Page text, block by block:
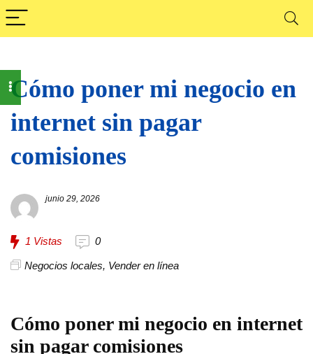
Cómo poner mi negocio en
internet sin pagar
comisiones
junio 29, 2026
1 Vistas 0
Negocios locales, Vender en línea
Cómo poner mi negocio en internet
sin pagar comisiones